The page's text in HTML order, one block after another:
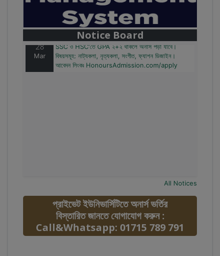
Notice Board
বাজেটের মধ্যে প্রাইভেট ইউনিভার্সিটিতে অনার্স পড়ার সুযোগ।
২০টির অধিক বিষয়, ৪ বছরে মোট খরচ ২ লক্ষ থেকে ৫ লক্ষ টাকা।
আবেদন লিংকঃ HonoursAdmission.com/apply
28
Mar
SSC ও HSC'তে GPA ২+২ থাকলে অনার্স পড়া যাবে।
বিষয়সমূহ: নাট্যকলা, নৃত্যকলা, সংগীত, ফ্যাশন ডিজাইন।
আবেদন লিংকঃ HonoursAdmission.com/apply
All Notices
প্রাইভেট ইউনিভার্সিটিতে অনার্স ভর্তির
বিস্তারিত জানতে যোগাযোগ করুন :
Call&Whatsapp: 01715 789 791